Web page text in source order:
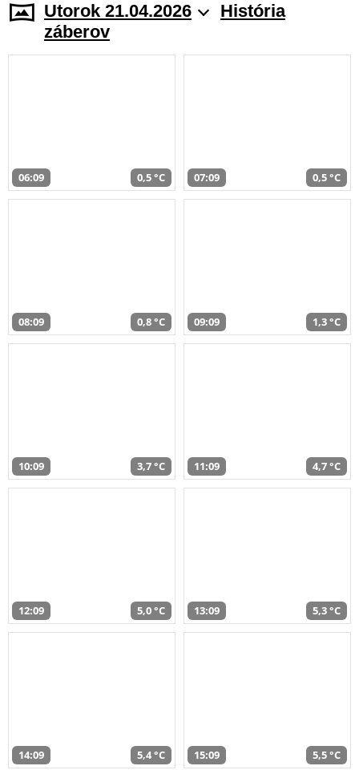
Utorok 21.04.2026
História
záberov
06:09 0,5 °C 07:09 0,5 °C
08:09 0,8 °C 09:09 1,3 °C
10:09 3,7 °C 11:09 4,7 °C
12:09 5,0 °C 13:09 5,3 °C
14:09 5,4 °C 15:09 5,5 °C